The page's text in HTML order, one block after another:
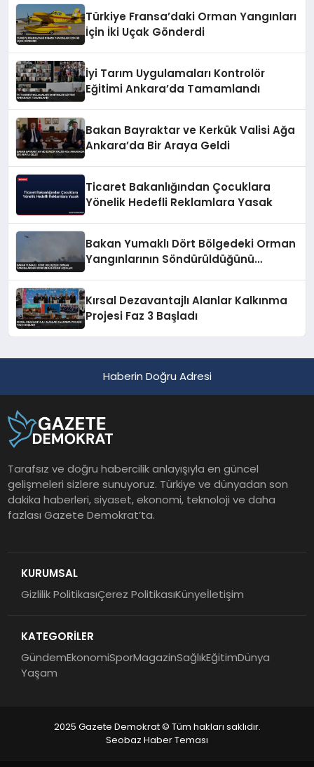
Türkiye Fransa’daki Orman Yangınları
İçin İki Uçak Gönderdi
İyi Tarım Uygulamaları Kontrolör
Eğitimi Ankara’da Tamamlandı
Bakan Bayraktar ve Kerkük Valisi Ağa
Ankara’da Bir Araya Geldi
Ticaret Bakanlığından Çocuklara
Yönelik Hedefli Reklamlara Yasak
Bakan Yumaklı Dört Bölgedeki Orman
Yangınlarının Söndürüldüğünü
Kırsal Dezavantajlı Alanlar Kalkınma
Projesi Faz 3 Başladı
Haberin Doğru Adresi
Tarafsız ve doğru habercilik anlayışıyla en güncel
gelişmeleri sizlere sunuyoruz. Türkiye ve dünyadan son
dakika haberleri, siyaset, ekonomi, teknoloji ve daha
fazlası Gazete Demokrat’ta.
KURUMSAL
Gizlilik PolitikasıÇerez PolitikasıKünyeİletişim
KATEGORİLER
GündemEkonomiSporMagazinSağlıkEğitimDünya
Yaşam
2025 Gazete Demokrat © Tüm hakları saklıdır.
Seobaz Haber Teması